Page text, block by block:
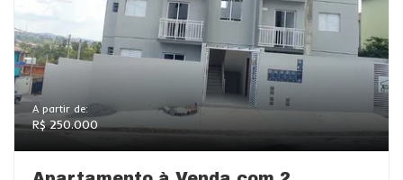
A partir de:
R$ 250.000